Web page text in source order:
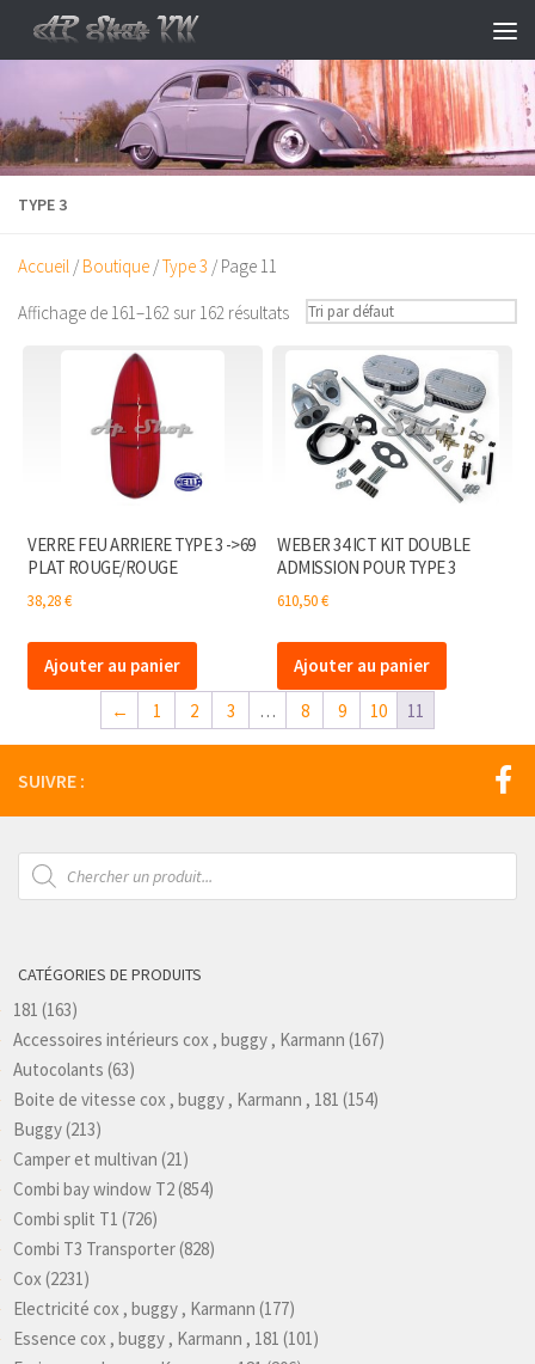
Skip to content
TYPE 3
Accueil / Boutique /Type 3 / Page 11
Affichage de 161–162 sur 162 résultats
VERRE FEU ARRIERE TYPE 3 ->69
PLAT ROUGE/ROUGE
38,28€
Ajouter au panier
WEBER 34 ICT KIT DOUBLE
ADMISSION POUR TYPE 3
610,50€
Ajouter au panier
← 1 2 3 … 8 9 10 11
SUIVRE :
Recherche
de
produits
CATÉGORIES DE PRODUITS
181 (163)
Accessoires intérieurs cox , buggy , Karmann (167)
Autocolants (63)
Boite de vitesse cox , buggy , Karmann , 181 (154)
Buggy(213)
Camper et multivan (21)
Combi bay window T2(854)
Combi split T1 (726)
Combi T3 Transporter(828)
Cox(2231)
Electricité cox , buggy , Karmann (177)
Essence cox , buggy , Karmann , 181 (101)